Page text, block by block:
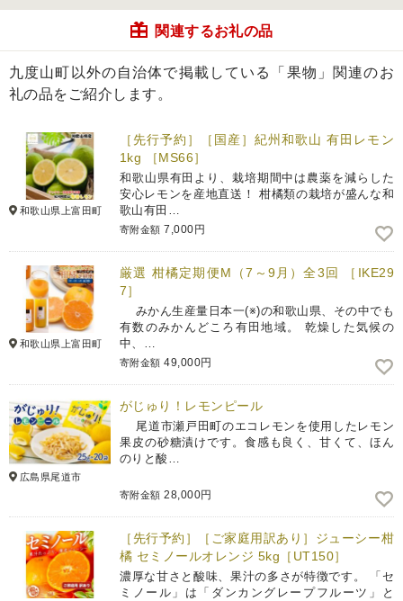
関連するお礼の品
九度山町以外の自治体で掲載している「果物」関連のお
礼の品をご紹介します。
和歌山県上富田町
［先行予約］［国産］紀州和歌山 有田レモン
1kg ［MS66］
和歌山県有田より、栽培期間中は農薬を減らした
安心レモンを産地直送！ 柑橘類の栽培が盛んな和
歌山有田…
寄附金額 7,000円
和歌山県上富田町
厳選 柑橘定期便M（7～9月）全3回 ［IKE29
7］
みかん生産量日本一(※)の和歌山県、その中でも
有数のみかんどころ有田地域。 乾燥した気候の
中、…
寄附金額 49,000円
広島県尾道市
がじゅり！レモンピール
尾道市瀬戸田町のエコレモンを使用したレモン
果皮の砂糖漬けです。食感も良く、甘くて、ほん
のりと酸…
寄附金額 28,000円
［先行予約］［ご家庭用訳あり］ジューシー柑
橘 セミノールオレンジ 5kg［UT150］
濃厚な甘さと酸味、果汁の多さが特徴です。 「セ
ミノール」は「ダンカングレープフルーツ」と